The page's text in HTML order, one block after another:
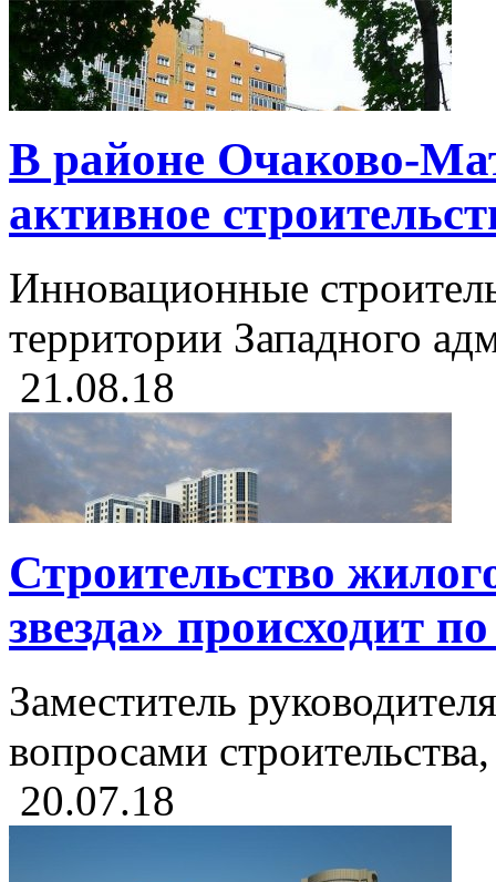
В районе Очаково-
активное
Инновационные
территории Западного
21.08.18
Строительство
звезда» происходит
Заместитель
вопросами
20.07.18